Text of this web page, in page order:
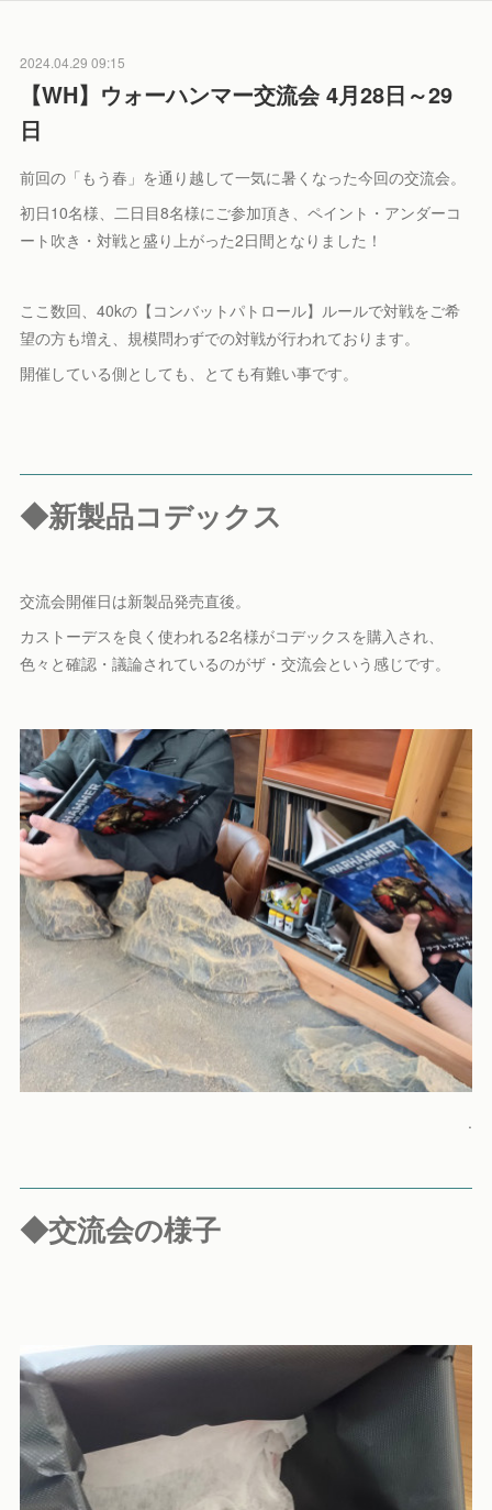
2024.04.29 09:15
【WH】ウォーハンマー交流会 4月28日～29
日
前回の「もう春」を通り越して一気に暑くなった今回の交流会。
初日10名様、二日目8名様にご参加頂き、ペイント・アンダーコ
ート吹き・対戦と盛り上がった2日間となりました！
ここ数回、40kの【コンバットパトロール】ルールで対戦をご希
望の方も増え、規模問わずでの対戦が行われております。
開催している側としても、とても有難い事です。
◆新製品コデックス
交流会開催日は新製品発売直後。
カストーデスを良く使われる2名様がコデックスを購入され、
色々と確認・議論されているのがザ・交流会という感じです。
.
◆交流会の様子